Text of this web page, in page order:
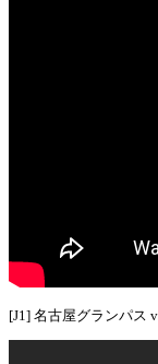
[J1] 名古屋グランパス